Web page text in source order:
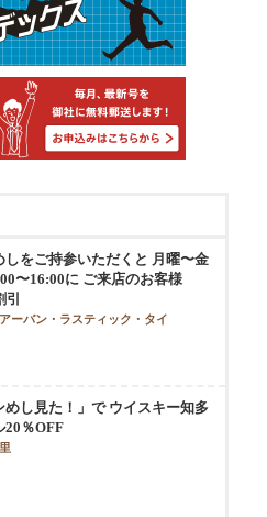
しをご持参いただくと 月曜〜金
〜16:00に ご来店のお客様
ーバン・ラスティック・タイ
めし見た！」で ウイスキー知多
20％OFF